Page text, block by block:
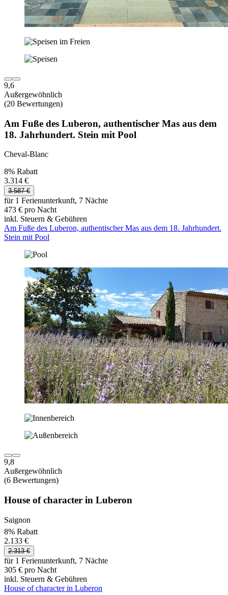
9,6
Außergewöhnlich
(20 Bewertungen)
Am Fuße des Luberon, authentischer Mas aus dem
18. Jahrhundert. Stein mit Pool
Cheval-Blanc
8% Rabatt
3.314 €
3.587 €
für 1 Ferienunterkunft, 7 Nächte
473 € pro Nacht
inkl. Steuern & Gebühren
Am Fuße des Luberon, authentischer Mas aus dem 18. Jahrhundert.
Stein mit Pool
9,8
Außergewöhnlich
(6 Bewertungen)
House of character in Luberon
Saignon
8% Rabatt
2.133 €
2.313 €
für 1 Ferienunterkunft, 7 Nächte
305 € pro Nacht
inkl. Steuern & Gebühren
House of character in Luberon